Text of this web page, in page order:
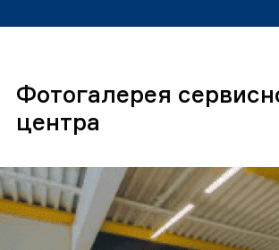
Фотогалерея
центра